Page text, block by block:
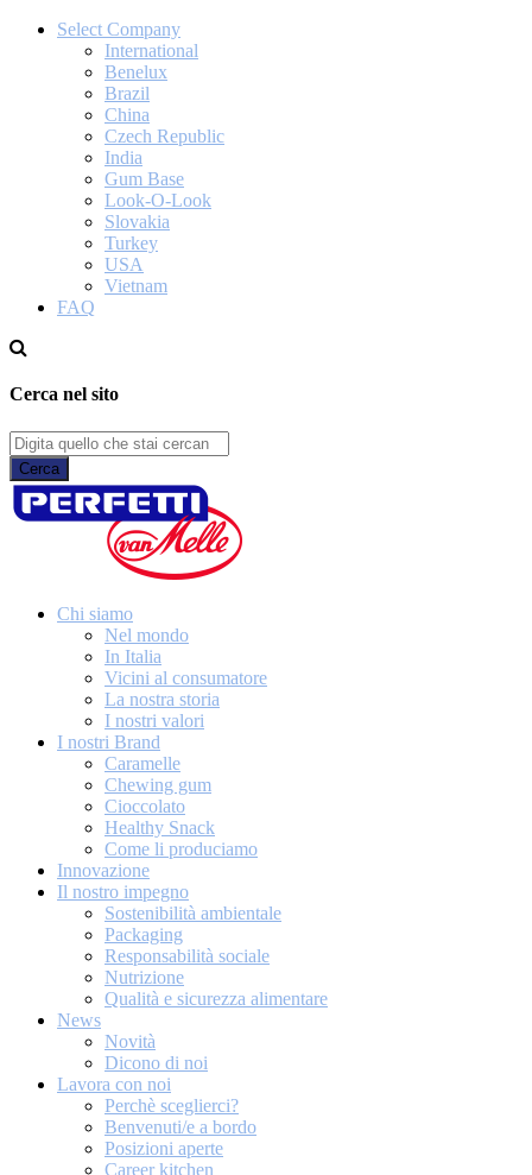
Select Company
International
Benelux
Brazil
China
Czech Republic
India
Gum Base
Look-O-Look
Slovakia
Turkey
USA
Vietnam
FAQ
Cerca nel sito
Cerca
Chi siamo
Nel mondo
In Italia
Vicini al consumatore
La nostra storia
I nostri valori
I nostri Brand
Caramelle
Chewing gum
Cioccolato
Healthy Snack
Come li produciamo
Innovazione
Il nostro impegno
Sostenibilità ambientale
Packaging
Responsabilità sociale
Nutrizione
Qualità e sicurezza alimentare
News
Novità
Dicono di noi
Lavora con noi
Perchè sceglierci?
Benvenuti/e a bordo
Posizioni aperte
Career kitchen